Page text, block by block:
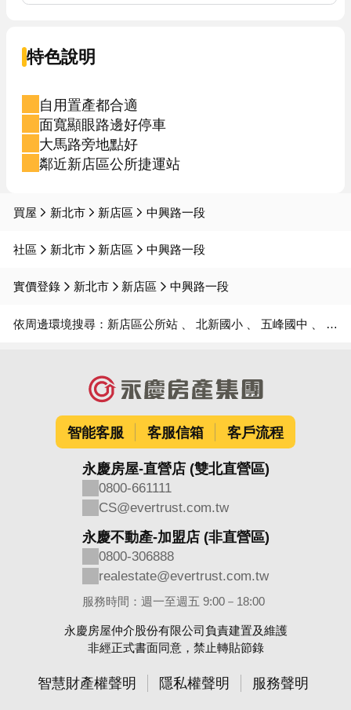
特色說明
自用置產都合適
面寬顯眼路邊好停車
大馬路旁地點好
鄰近新店區公所捷運站
買屋 新北市 新店區 中興路一段
社區 新北市 新店區 中興路一段
實價登錄 新北市 新店區 中興路一段
依周邊環境搜尋： 新店區公所站 北新國小 五峰國中
智能客服 客服信箱 客戶流程
永慶房屋-直營店 (雙北直營區)
0800-661111
CS@evertrust.com.tw
永慶不動產-加盟店 (非直營區)
0800-306888
realestate@evertrust.com.tw
服務時間：週一至週五 9:00－18:00
永慶房屋仲介股份有限公司負責建置及維護
非經正式書面同意，禁止轉貼節錄
智慧財產權聲明 隱私權聲明 服務聲明